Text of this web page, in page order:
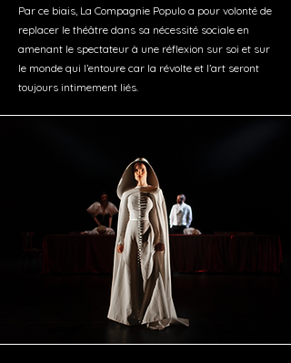
Par ce biais, La Compagnie Populo a pour volonté de
replacer le théâtre dans sa nécessité sociale en
amenant le spectateur à une réflexion sur soi et sur
le monde qui l’entoure car la révolte et l’art seront
toujours intimement liés.